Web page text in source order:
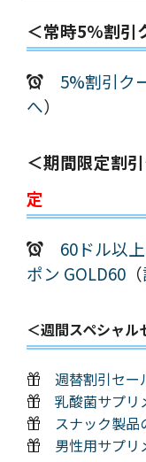
＜常時5%割引
5%割引ク
へ）
＜期間限定割
定
60ドル以
ポン GOLD60 （
＜週間スペシャル
週替割引セー
乳酸菌サプリ
スナック製品
男性用サプリ